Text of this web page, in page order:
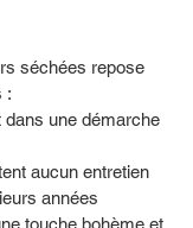
séchées repose
:
dans une démarche
aucun entretien
années
touche bohème et